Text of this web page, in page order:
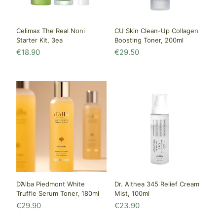
Celimax The Real Noni
Starter Kit, 3ea
€18.90
CU Skin Clean-Up Collagen
Boosting Toner, 200ml
€29.50
D’Alba Piedmont White
Truffle Serum Toner, 180ml
€29.90
Dr. Althea 345 Relief Cream
Mist, 100ml
€23.90